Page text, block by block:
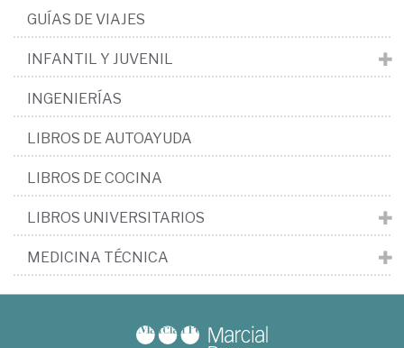
GUÍAS DE VIAJES
INFANTIL Y JUVENIL
INGENIERÍAS
LIBROS DE AUTOAYUDA
LIBROS DE COCINA
LIBROS UNIVERSITARIOS
MEDICINA TÉCNICA